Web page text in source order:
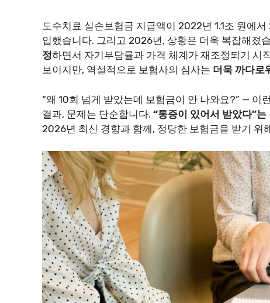
도수치료 실손보험금 지급액이 2022년 1.1조 원에
입했습니다. 그리고 2026년, 상황은 더욱 복잡해졌
정하면서 자기부담률과 가격 체계가 재조정되기 시
보이지만, 역설적으로 보험사의 심사는 더욱 까다로
“왜 10회 넘게 받았는데 보험금이 안 나와요?” —
결과, 문제는 단순합니다. “통증이 있어서 받았다”
2026년 최신 경향과 함께, 정당한 보험금을 받기